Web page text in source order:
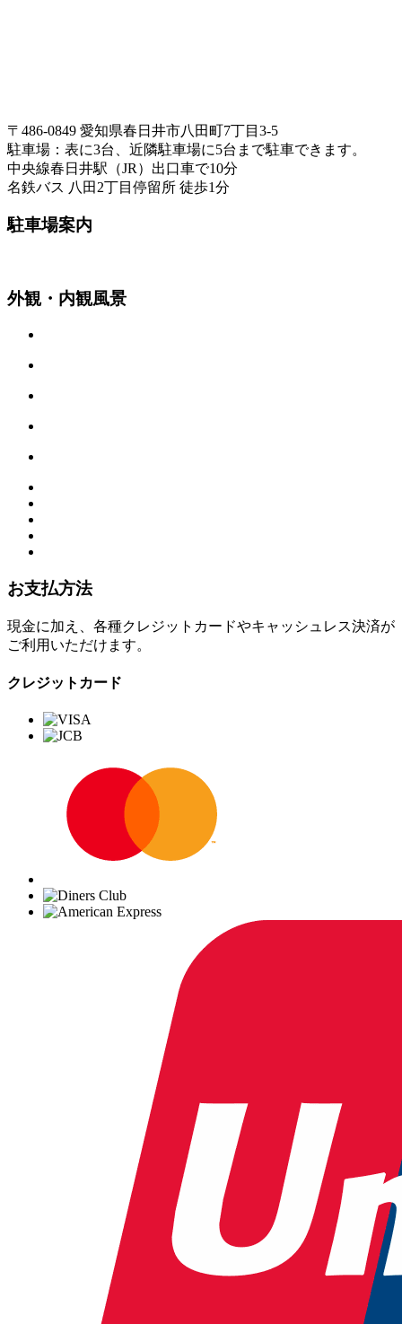
〒486-0849 愛知県春日井市八田町7丁目3-5
駐車場：表に3台、近隣駐車場に5台まで駐車できます。
中央線春日井駅（JR）出口車で10分
名鉄バス 八田2丁目停留所 徒歩1分
駐車場案内
外観・内観風景
お支払方法
現金に加え、各種クレジットカードやキャッシュレス決済が
ご利用いただけます。
クレジットカード